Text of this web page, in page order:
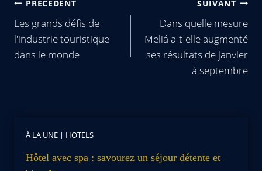
PRÉCÉDENT
Les grands défis de
l'industrie touristique
dans le monde
SUIVANT
Dans quelle mesure
Meliá a-t-elle augmenté
ses résultats de janvier
à septembre
À LA UNE | HOTELS
Hôtel avec spa : savourez un séjour détente et